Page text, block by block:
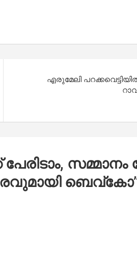
എരുമേലി
സമ്മാനം
ബെവ്‌കോ